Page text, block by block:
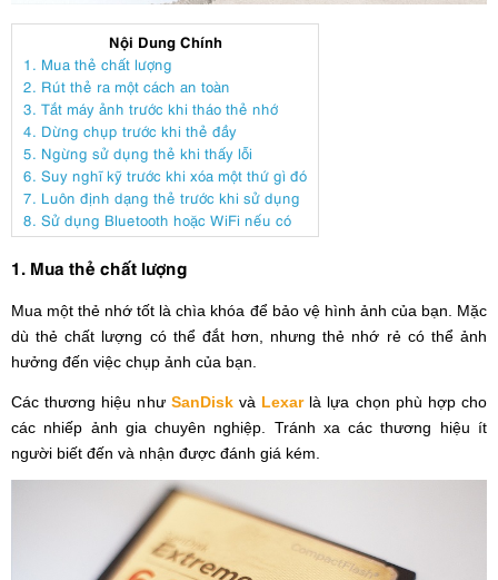
Nội Dung Chính
1. Mua thẻ chất lượng
2. Rút thẻ ra một cách an toàn
3. Tắt máy ảnh trước khi tháo thẻ nhớ
4. Dừng chụp trước khi thẻ đầy
5. Ngừng sử dụng thẻ khi thấy lỗi
6. Suy nghĩ kỹ trước khi xóa một thứ gì đó
7. Luôn định dạng thẻ trước khi sử dụng
8. Sử dụng Bluetooth hoặc WiFi nếu có
1. Mua thẻ chất lượng
Mua một thẻ nhớ tốt là chìa khóa để bảo vệ hình ảnh của bạn. Mặc
dù thẻ chất lượng có thể đắt hơn, nhưng thẻ nhớ rẻ có thể ảnh
hưởng đến việc chụp ảnh của bạn.
Các thương hiệu như SanDiskvà Lexar là lựa chọn phù hợp cho
các nhiếp ảnh gia chuyên nghiệp. Tránh xa các thương hiệu ít
người biết đến và nhận được đánh giá kém.